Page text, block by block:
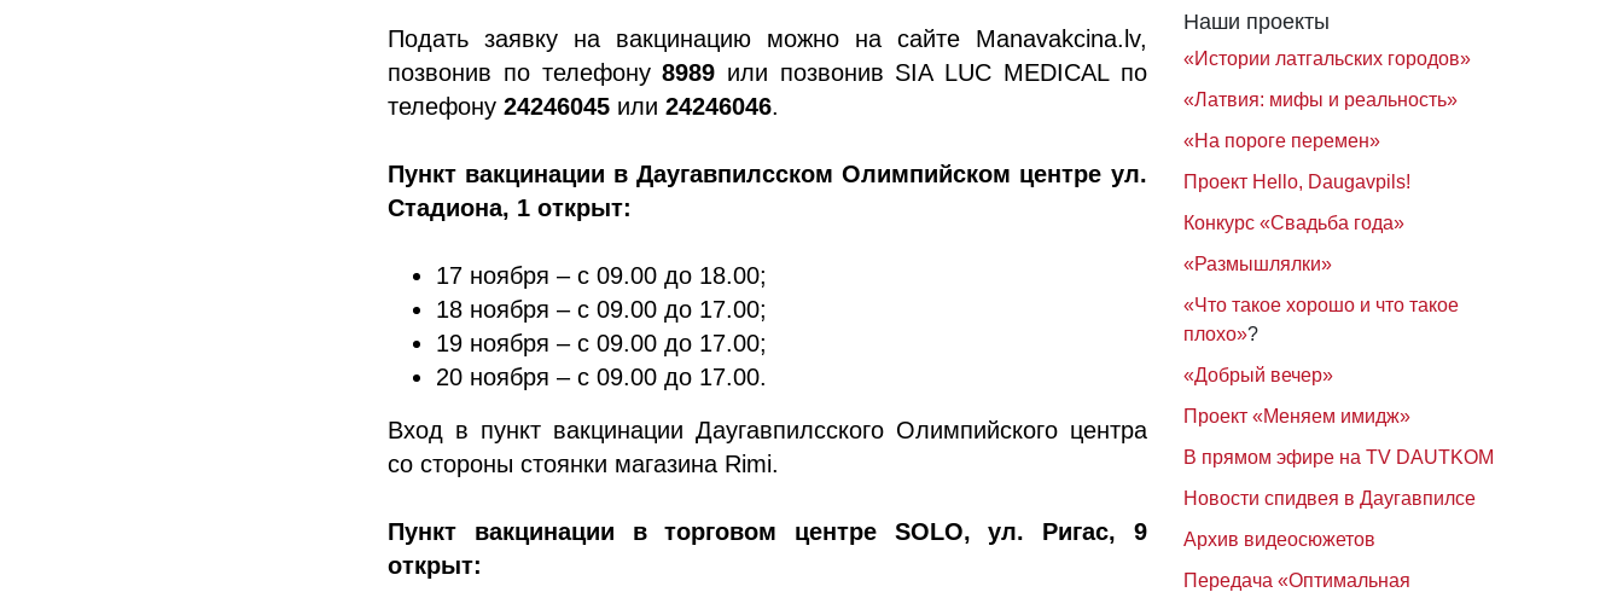
Подать заявку на вакцинацию можно на сайте Manavakcina.lv,
позвонив по телефону8989 или позвонив SIA LUC MEDICAL по
телефону24246045 или24246046.
Пункт вакцинации в Даугавпилсском Олимпийском центре ул.
Стадиона, 1 открыт:
17 ноября – с 09.00 до 18.00;
18 ноября – с 09.00 до 17.00;
19 ноября – с 09.00 до 17.00;
20 ноября – с 09.00 до 17.00.
Вход в пункт вакцинации Даугавпилсского Олимпийского центра
со стороны стоянки магазина Rimi.
Пункт вакцинации в торговом центре SOLO, ул. Ригас, 9
открыт:
Наши проекты
«Истории латгальских городов»
«Латвия: мифы и реальность»
«На пороге перемен»
Проект Hello, Daugavpils!
Конкурс «Свадьба года»
«Размышлялки»
«Что такое хорошо и что такое
плохо»?
«Добрый вечер»
Проект «Меняем имидж»
В прямом эфире на TV DAUTKOM
Новости спидвея в Даугавпилсе
Архив видеосюжетов
Передача «Оптимальная